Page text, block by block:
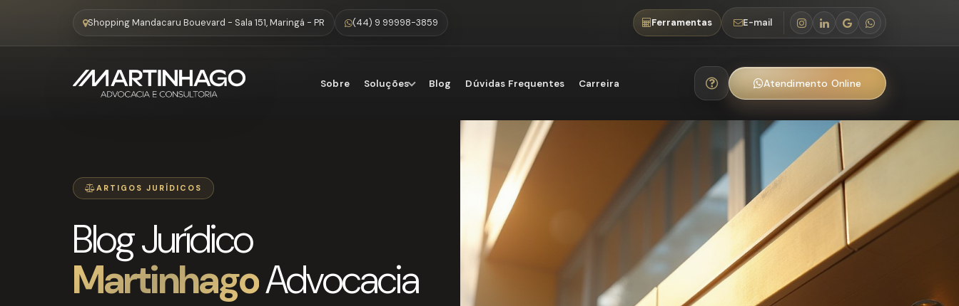
Shopping Mandacaru Bouevard - Sala 151, Maringá - PR (44) 9 99998-3859 Ferramentas E-mail
Sobre Soluções Blog Dúvidas Frequentes Carreira Atendimento Online
ARTIGOS JURÍDICOS
Blog Jurídico
MartinhagoAdvocacia